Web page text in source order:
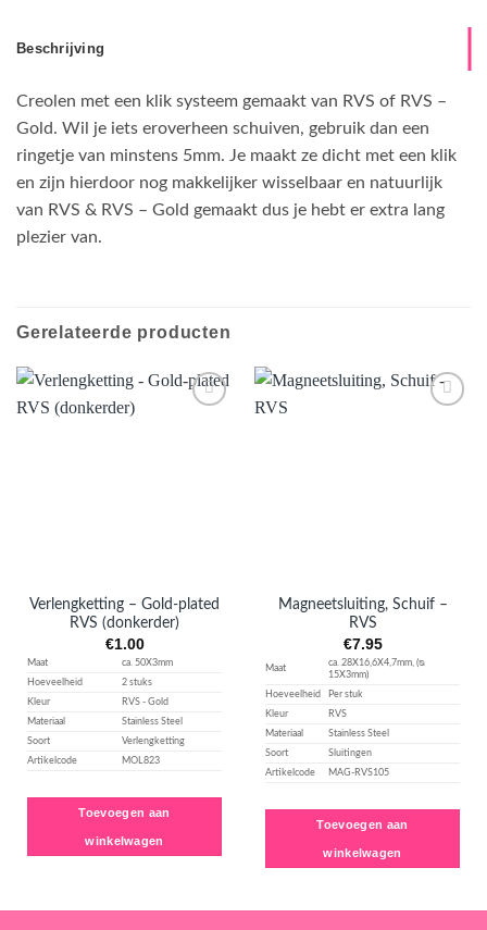
Beschrijving
Creolen met een klik systeem gemaakt van RVS of RVS –
Gold. Wil je iets eroverheen schuiven, gebruik dan een
ringetje van minstens 5mm. Je maakt ze dicht met een klik
en zijn hierdoor nog makkelijker wisselbaar en natuurlijk
van RVS & RVS – Gold gemaakt dus je hebt er extra lang
plezier van.
Gerelateerde producten
Verlengketting – Gold-plated
RVS (donkerder)
€1.00
Maat
ca. 50X3mm
Hoeveelheid
2 stuks
Kleur
RVS - Gold
Materiaal
Stainless Steel
Soort
Verlengketting
Artikelcode
MOL823
Toevoegen aan
winkelwagen
Magneetsluiting, Schuif –
RVS
€7.95
Maat
ca. 28X16,6X4,7mm, (ᴓ
15X3mm)
Hoeveelheid
Per stuk
Kleur
RVS
Materiaal
Stainless Steel
Soort
Sluitingen
Artikelcode
MAG-RVS105
Toevoegen aan
winkelwagen